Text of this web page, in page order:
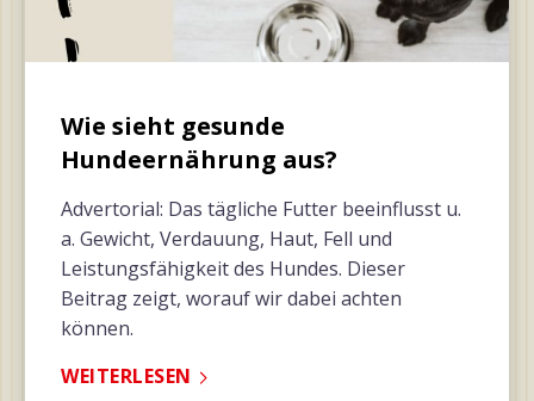
Wie sieht gesunde
Hundeernährung aus?
Advertorial: Das tägliche Futter beeinflusst u.
a. Gewicht, Verdauung, Haut, Fell und
Leistungsfähigkeit des Hundes. Dieser
Beitrag zeigt, worauf wir dabei achten
können.
WEITERLESEN